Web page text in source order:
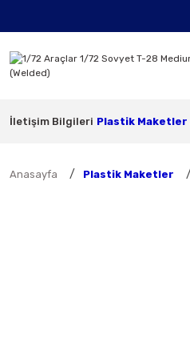
İletişim Bilgileri Plastik Maketler
Anasayfa Plastik Maketler